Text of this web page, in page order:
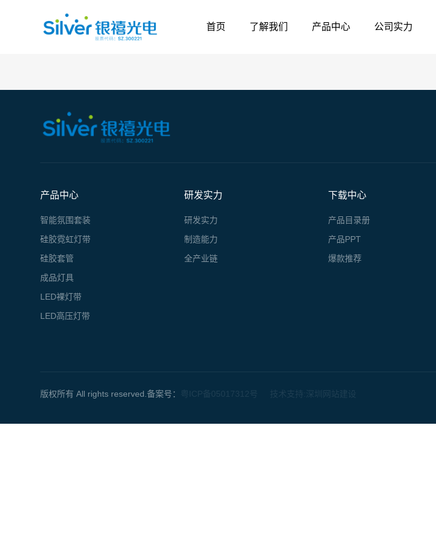
首页 了解我们 产品中心 公司实力
产品中心
智能氛围套装
硅胶霓虹灯带
硅胶套管
成品灯具
LED裸灯带
LED高压灯带
研发实力
研发实力
制造能力
全产业链
下载中心
产品目录册
产品PPT
爆款推荐
版权所有 All rights reserved.备案号： 粤ICP备05017312号 技术支持: 深圳网站建设